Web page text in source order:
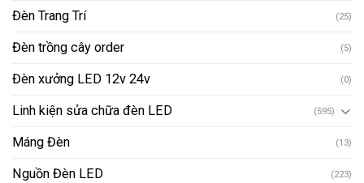
Đèn Trang Trí (25)
Đèn trồng cây order (5)
Đèn xưởng LED 12v 24v (0)
Linh kiện sửa chữa đèn LED (595)
Máng Đèn (13)
Nguồn Đèn LED (223)